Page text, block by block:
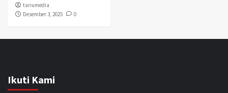
tariumedia
Desember 3, 2025
0
Ikuti Kami